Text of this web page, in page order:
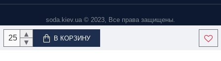
▲
▼
В КОРЗИНУ
soda.kiev.ua © 2023, Все права защищены.